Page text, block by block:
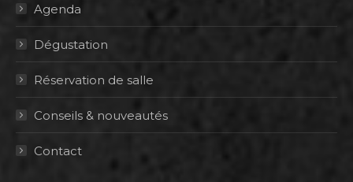
Agenda
Dégustation
Réservation de salle
Conseils & nouveautés
Contact